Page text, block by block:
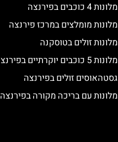
מלונות 4 כוכבים בפירנצה
מלונות מומלצים במרכז פירנצה
מלונות זולים בטוסקנה
מלונות 5 כוכבים יוקרתיים בפירנצה
גסטהאוסים זולים בפירנצה
מלונות עם בריכה מקורה בפירנצה